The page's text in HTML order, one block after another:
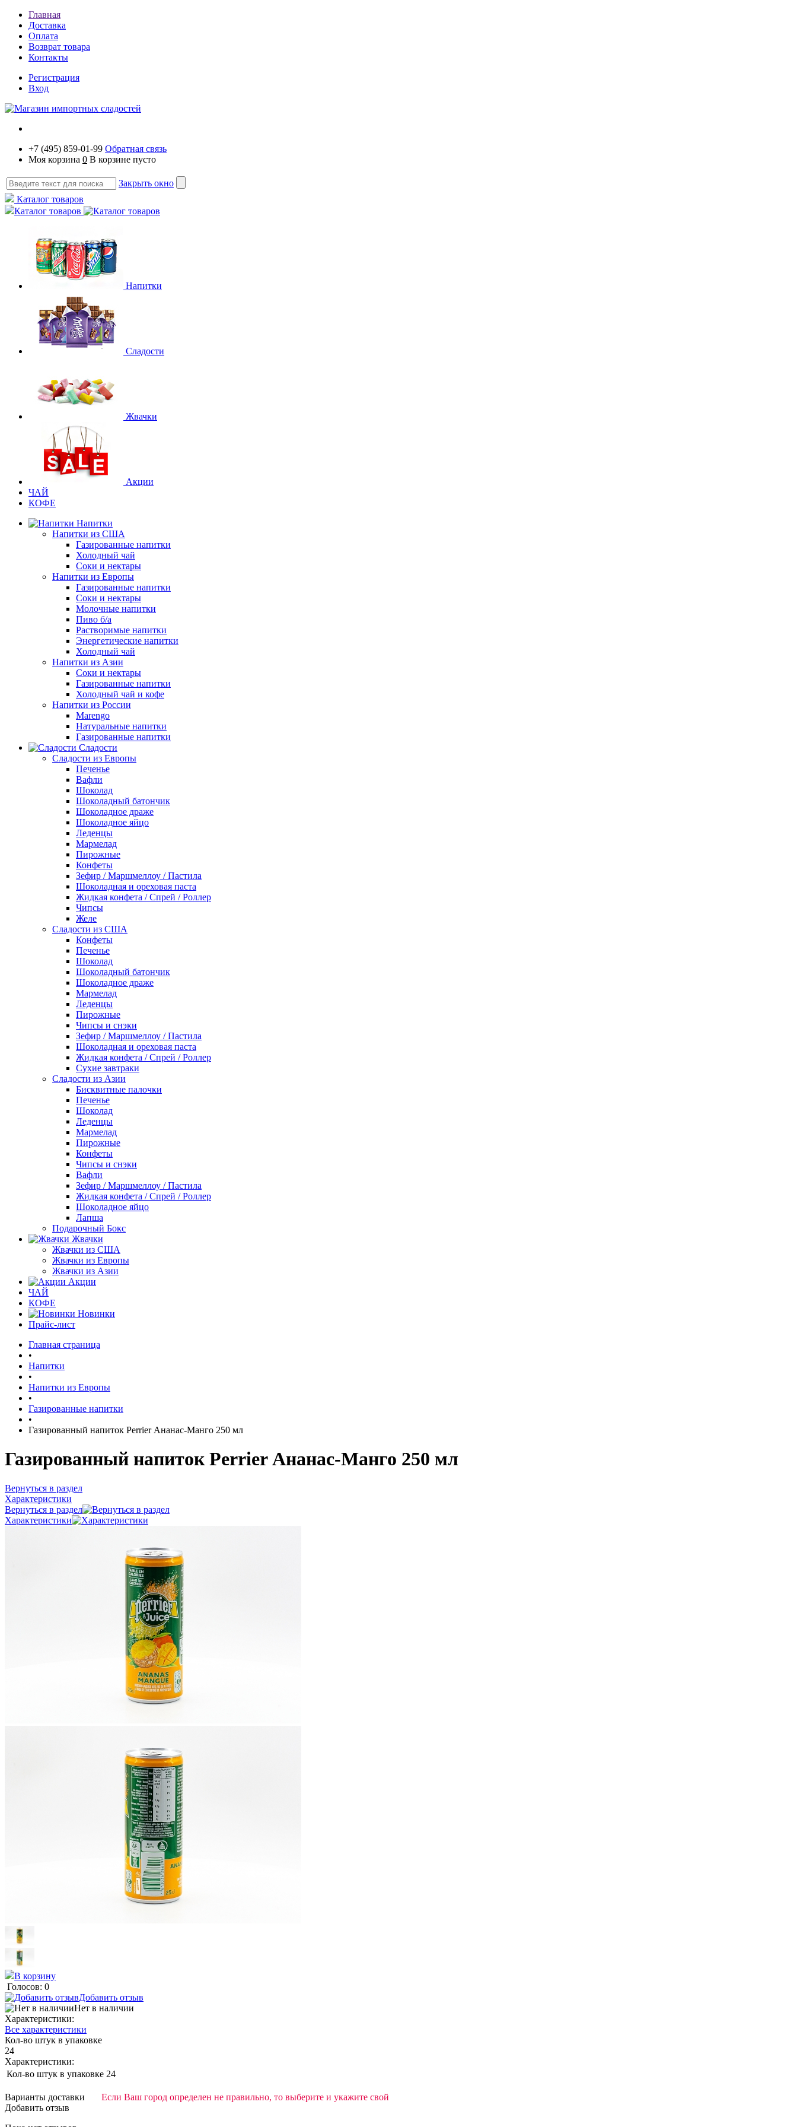
Главная
Доставка
Оплата
Возврат товара
Контакты
Регистрация
Вход
+7 (495) 859-01-99 Обратная связь
Моя корзина 0 В корзине пусто
Закрыть окно
Каталог товаров
Каталог товаров
Напитки
Сладости
Жвачки
Акции
ЧАЙ
КОФЕ
Напитки
Напитки из США
Газированные напитки
Холодный чай
Соки и нектары
Напитки из Европы
Газированные напитки
Соки и нектары
Молочные напитки
Пиво б/а
Растворимые напитки
Энергетические напитки
Холодный чай
Напитки из Азии
Соки и нектары
Газированные напитки
Холодный чай и кофе
Напитки из России
Marengo
Натуральные напитки
Газированные напитки
Сладости
Сладости из Европы
Печенье
Вафли
Шоколад
Шоколадный батончик
Шоколадное драже
Шоколадное яйцо
Леденцы
Мармелад
Пирожные
Конфеты
Зефир / Маршмеллоу / Пастила
Шоколадная и ореховая паста
Жидкая конфета / Спрей / Роллер
Чипсы
Желе
Сладости из США
Конфеты
Печенье
Шоколад
Шоколадный батончик
Шоколадное драже
Мармелад
Леденцы
Пирожные
Чипсы и снэки
Зефир / Маршмеллоу / Пастила
Шоколадная и ореховая паста
Жидкая конфета / Спрей / Роллер
Сухие завтраки
Сладости из Азии
Бисквитные палочки
Печенье
Шоколад
Леденцы
Мармелад
Пирожные
Конфеты
Чипсы и снэки
Вафли
Зефир / Маршмеллоу / Пастила
Жидкая конфета / Спрей / Роллер
Шоколадное яйцо
Лапша
Подарочный Бокс
Жвачки
Жвачки из США
Жвачки из Европы
Жвачки из Азии
Акции
ЧАЙ
КОФЕ
Новинки
Прайс-лист
Главная страница
•
Напитки
•
Напитки из Европы
•
Газированные напитки
•
Газированный напиток Perrier Ананас-Манго 250 мл
Газированный напиток Perrier Ананас-Манго 250 мл
Вернуться в раздел
Характеристики
Вернуться в раздел
Характеристики
В корзину
Голосов: 0
Добавить отзыв
Нет в наличии
Характеристики:
Все характеристики
Кол-во штук в упаковке
24
Характеристики:
Кол-во штук в упаковке 24
Варианты доставки
Если Ваш город определен не правильно, то выберите и укажите свой
Добавить отзыв